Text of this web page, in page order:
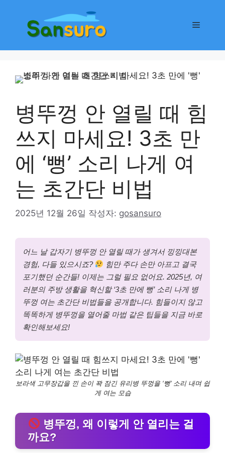
메
병뚜껑 안 열릴 때 힘
쓰지 마세요! 3초 만
에 ‘뻥’ 소리 나게 여
는 초간단 비법
2025년 12월 26일 작성자: gosansuro
어느 날 갑자기 병뚜껑 안 열릴 때가 생겨서 낑낑대본
경험, 다들 있으시죠?
힘만 주다 손만 아프고 결국
포기했던 순간들! 이제는 그럴 필요 없어요. 2025년, 여
러분의 주방 생활을 혁신할 ‘3초 만에 뻥’ 소리 나게 병
뚜껑 여는 초간단 비법들을 공개합니다. 힘들이지 않고
똑똑하게 병뚜껑을 열어줄 마법 같은 팁들을 지금 바로
확인해보세요!
보라색 고무장갑을 낀 손이 꽉 잠긴 유리병 뚜껑을 ‘뻥’ 소리 내며 쉽
게 여는 모습
병뚜껑, 왜 이렇게 안 열리는 걸
까요?